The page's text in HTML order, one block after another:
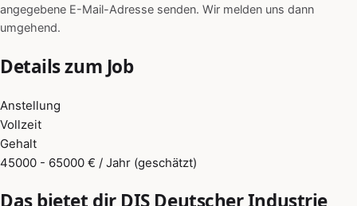
angegebene E-Mail-Adresse senden. Wir melden uns dann
umgehend.
Details zum Job
Anstellung
Vollzeit
Gehalt
45000 - 65000 € / Jahr (geschätzt)